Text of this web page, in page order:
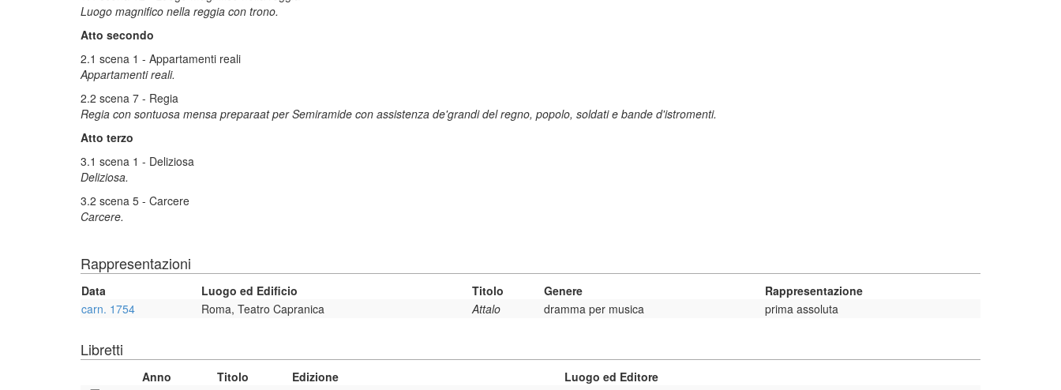
Luogo magnifico nella reggia con trono.
Atto secondo
2.1 scena 1 - Appartamenti reali
Appartamenti reali.
2.2 scena 7 - Regia
Regia con sontuosa mensa preparaat per Semiramide con assistenza de'grandi del regno, popolo, soldati e bande d'istromenti.
Atto terzo
3.1 scena 1 - Deliziosa
Deliziosa.
3.2 scena 5 - Carcere
Carcere.
Rappresentazioni
Data Luogo ed Edificio Titolo Genere
Rappresentazione
carn. 1754
Roma, Teatro Capranica Attalo dramma per musica prima assoluta
Libretti
Anno Titolo Edizione
Luogo ed Editore